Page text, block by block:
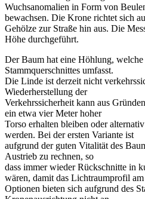
Wuchsanomalien in Form von
bewachsen. Die Krone richtet sich
Gehölze zur Straße hin aus. Die
Höhe durchgeführt.
Der Baum hat eine Höhlung, welche
Stammquerschnittes umfasst.
Die Linde ist derzeit nicht
Wiederherstellung der
Verkehrssicherheit kann aus
ein etwa vier Meter hoher
Torso erhalten bleiben oder
werden. Bei der ersten Variante ist
aufgrund der guten Vitalität des
Austrieb zu rechnen, so
dass immer wieder Rückschnitte in
wären, damit das Lichtraumprofil
Optionen bieten sich aufgrund des